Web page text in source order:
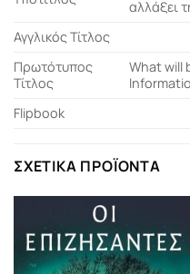
αλλάξει
Αγγλικός Τίτλος
Πρωτότυπος
Τίτλος
What will
Flipbook
ΣΧΕΤΙΚΆ ΠΡΟΪΌΝΤΑ